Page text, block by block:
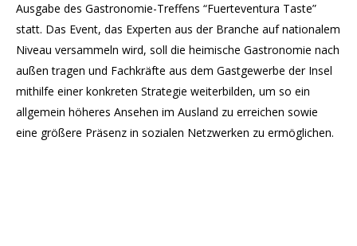
Ausgabe des Gastronomie-Treffens “Fuerteventura Taste”
statt. Das Event, das Experten aus der Branche auf nationalem
Niveau versammeln wird, soll die heimische Gastronomie nach
außen tragen und Fachkräfte aus dem Gastgewerbe der Insel
mithilfe einer konkreten Strategie weiterbilden, um so ein
allgemein höheres Ansehen im Ausland zu erreichen sowie
eine größere Präsenz in sozialen Netzwerken zu ermöglichen.